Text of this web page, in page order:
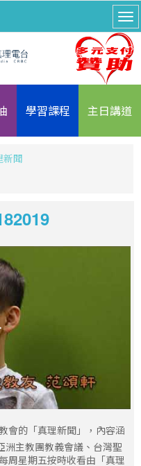
學習課程 主日講道
新聞
會的「真理新聞」，內容涵
洲主教團教義會議、台灣聖
周星期五按時收看由「真理